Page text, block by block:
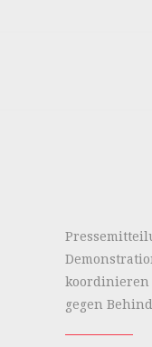
koordinieren
gegen